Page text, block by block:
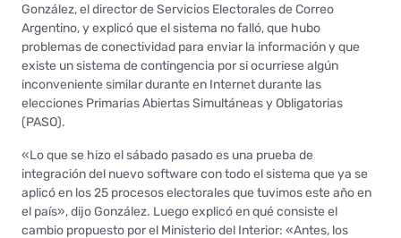
González, el director de Servicios Electorales de Correo
Argentino, y explicó que el sistema no falló, que hubo
problemas de conectividad para enviar la información y que
existe un sistema de contingencia por si ocurriese algún
inconveniente similar durante en Internet durante las
elecciones Primarias Abiertas Simultáneas y Obligatorias
(PASO).
«Lo que se hizo el sábado pasado es una prueba de
integración del nuevo software con todo el sistema que ya se
aplicó en los 25 procesos electorales que tuvimos este año en
el país», dijo González. Luego explicó en qué consiste el
cambio propuesto por el Ministerio del Interior: «Antes, los